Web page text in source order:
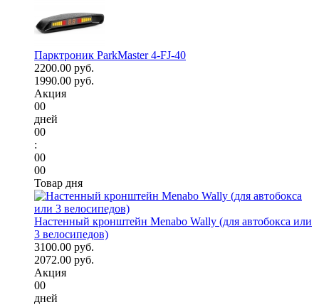
Парктроник ParkMaster 4-FJ-40
2200.00 руб.
1990.00 руб.
Акция
00
дней
00
:
00
00
Товар дня
Настенный кронштейн Menabo Wally (для автобокса или
3 велосипедов)
3100.00 руб.
2072.00 руб.
Акция
00
дней